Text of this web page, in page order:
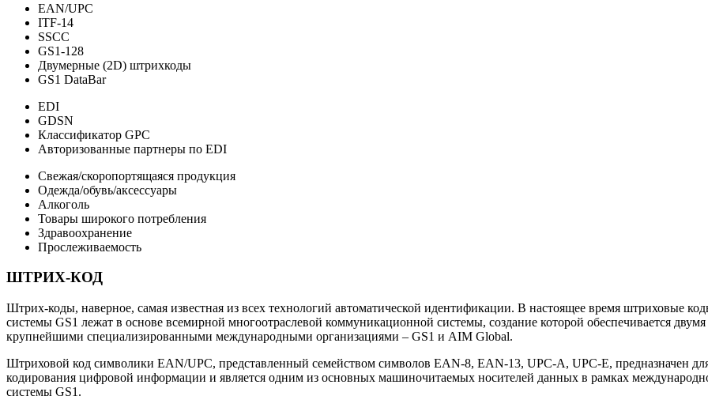
EAN/UPC
ITF-14
SSCC
GS1-128
Двумерные (2D) штрихкоды
GS1 DataBar
EDI
GDSN
Классификатор GPC
Авторизованные партнеры по EDI
Свежая/скоропортящаяся продукция
Одежда/обувь/аксессуары
Алкоголь
Товары широкого потребления
Здравоохранение
Прослеживаемость
ШТРИХ-КОД
Штрих-коды, наверное, самая известная из всех технологий автоматической идентификации. В настоящее время штриховые
системы GS1 лежат в основе всемирной многоотраслевой коммуникационной системы, создание которой обеспечивается двумя
крупнейшими специализированными международными организациями – GS1 и AIM Global.
Штриховой код символики EAN/UPC, представленный семейством символов EAN-8, EAN-13, UPC-A, UPC-E, предназначен
кодирования цифровой информации и является одним из основных машиночитаемых носителей данных в рамках
системы GS1.